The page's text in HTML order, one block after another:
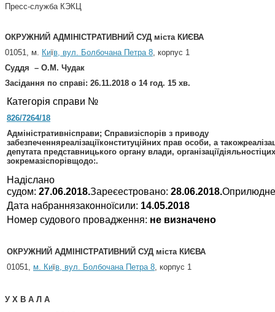
Пресс-служба КЭКЦ
ОКРУЖНИЙ АДМІНІСТРАТИВНИЙ СУД міста КИЄВА
01051, м. Київ, вул. Болбочана Петра 8, корпус 1
Суддя – О.М. Чудак
Засідання по справі: 26.11.2018 о 14 год. 15 хв.
Категорія справи №
826/7264/18
Адміністративнісправи; Справизіспорів з приводу
забезпеченняреалізаціїконституційних прав особи, а
депутата представницького органу влади,
зокремазіспорівщодо:.
Надіслано
судом: 27.06.2018.Зареєестровано: 28.06.2018.
Дата набраннязаконноїсили: 14.05.2018
Номер судового провадження: не визначено
ОКРУЖНИЙ АДМІНІСТРАТИВНИЙ СУД міста КИЄВА
01051, м. Київ, вул. Болбочана Петра 8, корпус 1
У Х В А Л А